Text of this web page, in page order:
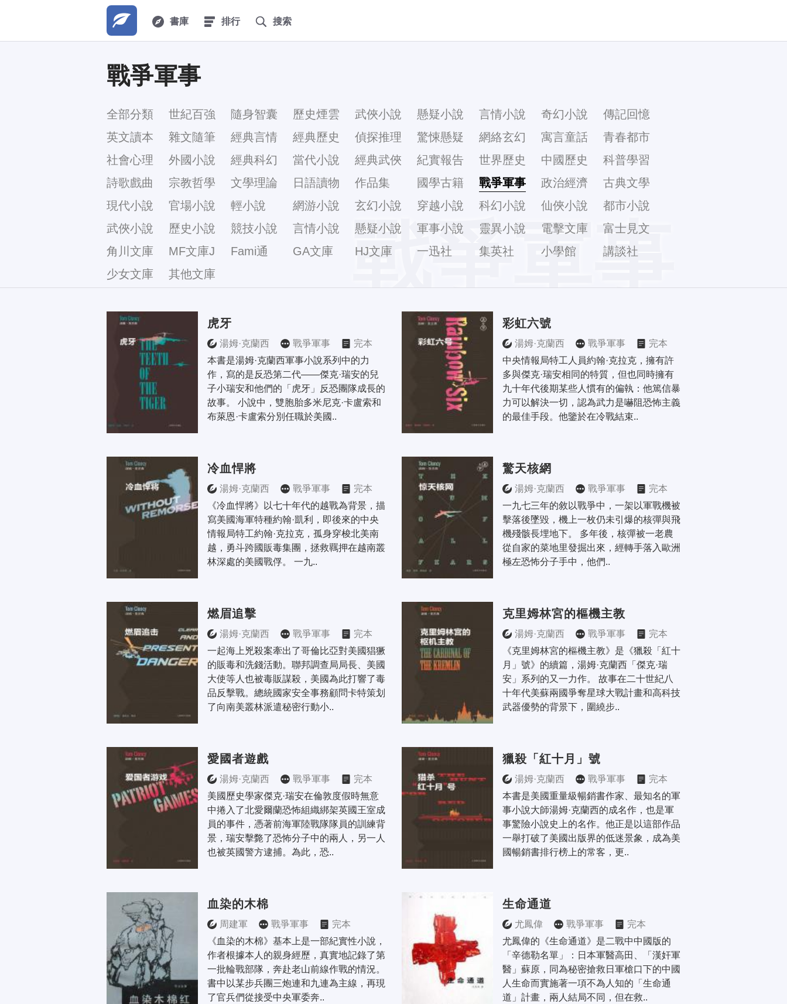
書庫 排行 搜索
戰爭軍事
戰爭軍事
全部分類 世紀百強 隨身智囊 歷史煙雲 武俠小說 懸疑小說 言情小說 奇幻小說
傳記回憶
英文讀本
雜文隨筆 經典言情 經典歷史 偵探推理 驚悚懸疑 網絡玄幻 寓言童話
青春都市
社會心理
外國小說 經典科幻 當代小說 經典武俠 紀實報告 世界歷史 中國歷史
科普學習
詩歌戲曲
宗教哲學 文學理論 日語讀物 作品集 國學古籍 戰爭軍事 政治經濟
古典文學
現代小說
官場小說 輕小說 網游小說 玄幻小說 穿越小說 科幻小說 仙俠小說
都市小說
武俠小說
歷史小說 競技小說 言情小說 懸疑小說 軍事小說 靈異小說 電擊文庫
富士見文
庫
角川文庫 MF文庫J
Fami通
GA文庫 HJ文庫 一迅社 集英社 小學館
講談社
少女文庫
其他文庫
虎牙
湯姆·克蘭西 戰爭軍事
完本
本書是湯姆·克蘭西軍事小說系列中的力
作，寫的是反恐第二代——傑克·瑞安的兒
子小瑞安和他們的「虎牙」反恐團隊成長的
故事。 小說中，雙胞胎多米尼克·卡盧索和
布萊恩·卡盧索分別任職於美國..
彩虹六號
湯姆·克蘭西 戰爭軍事
完本
中央情報局特工人員約翰·克拉克，擁有許
多與傑克·瑞安相同的特質，但也同時擁有
九十年代後期某些人慣有的偏執：他篤信暴
力可以解決一切，認為武力是嚇阻恐怖主義
的最佳手段。他鑒於在冷戰結束..
冷血悍將
湯姆·克蘭西 戰爭軍事
完本
《冷血悍將》以七十年代的越戰為背景，描
寫美國海軍特種約翰·凱利，即後來的中央
情報局特工約翰·克拉克，孤身穿梭北美南
越，勇斗跨國販毒集團，拯救羈押在越南叢
林深處的美國戰俘。 一九..
驚天核網
湯姆·克蘭西 戰爭軍事
完本
一九七三年的敘以戰爭中，一架以軍戰機被
擊落後墜毀，機上一枚仍未引爆的核彈與飛
機殘骸長埋地下。 多年後，核彈被一老農
從自家的菜地里發掘出來，經轉手落入歐洲
極左恐怖分子手中，他們..
燃眉追擊
湯姆·克蘭西 戰爭軍事
完本
一起海上兇殺案牽出了哥倫比亞對美國猖獗
的販毒和洗錢活動。聯邦調查局局長、美國
大使等人也被毒販謀殺，美國為此打響了毒
品反擊戰。總統國家安全事務顧問卡特策划
了向南美叢林派遣秘密行動小..
克里姆林宮的樞機主教
湯姆·克蘭西 戰爭軍事
完本
《克里姆林宮的樞機主教》是《獵殺「紅十
月」號》的續篇，湯姆·克蘭西「傑克·瑞
安」系列的又一力作。 故事在二十世紀八
十年代美蘇兩國爭奪星球大戰計畫和高科技
武器優勢的背景下，圍繞步..
愛國者遊戲
湯姆·克蘭西 戰爭軍事
完本
美國歷史學家傑克·瑞安在倫敦度假時無意
中捲入了北愛爾蘭恐怖組織綁架英國王室成
員的事件，憑著前海軍陸戰隊隊員的訓練背
景，瑞安擊斃了恐怖分子中的兩人，另一人
也被英國警方逮捕。為此，恐..
獵殺「紅十月」號
湯姆·克蘭西 戰爭軍事
完本
本書是美國重量級暢銷書作家、最知名的軍
事小說大師湯姆·克蘭西的成名作，也是軍
事驚險小說史上的名作。他正是以這部作品
一舉打破了美國出版界的低迷景象，成為美
國暢銷書排行榜上的常客，更..
血染的木棉
周建軍 戰爭軍事
完本
《血染的木棉》基本上是一部紀實性小說，
作者根據本人的親身經歷，真實地記錄了第
一批輪戰部隊，奔赴老山前線作戰的情況。
書中以某步兵團三炮連和九連為主線，再現
了官兵們從接受中央軍委奔..
生命通道
尤鳳偉 戰爭軍事
完本
尤鳳偉的《生命通道》是二戰中中國版的
「辛德勒名單」：日本軍醫高田、「漢奸軍
醫」蘇原，同為秘密搶救日軍槍口下的中國
人生命而實施著一項不為人知的「生命通
道」計畫，兩人結局不同，但在救..